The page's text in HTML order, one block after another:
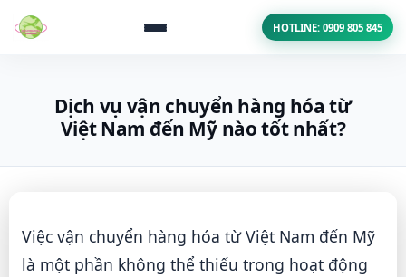
HOTLINE: 0909 805 845
Dịch vụ vận chuyển hàng hóa từ
Việt Nam đến Mỹ nào tốt nhất?
Việc vận chuyển hàng hóa từ Việt Nam đến Mỹ
là một phần không thể thiếu trong hoạt động